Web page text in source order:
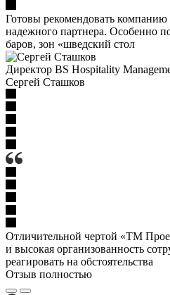
Готовы рекомендовать
надежного партнера. Особенно
баров, зон «шведский стол
Директор BS Hospitality
Сергей Сташков
Отличительной чертой «ТМ
и высокая организованность
реагировать на обстоятельства
Отзыв полностью